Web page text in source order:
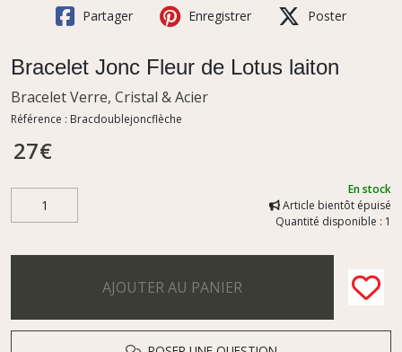
Partager Enregistrer Poster
Bracelet Jonc Fleur de Lotus laiton
Bracelet Verre, Cristal & Acier
Référence : Bracdoublejoncflèche
27€
En stock
Article bientôt épuisé
Quantité disponible : 1
AJOUTER AU PANIER